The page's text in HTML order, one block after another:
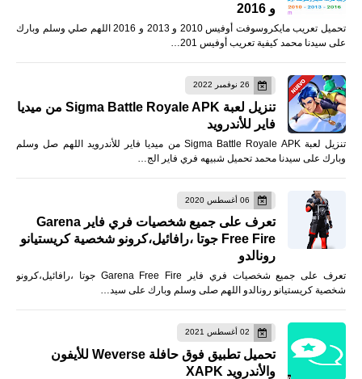
و 2016
تحميل تعريب مايكروسوفت أوفيس 2010 و 2013 و 2016 اللهم صلي وسلم وبارك
على سيدنا محمد كيفية تعريب أوفيس 201…
26 نوفمبر 2022
تنزيل لعبة Sigma Battle Royale APK من ميديا
فاير للأندرويد
تنزيل لعبة Sigma Battle Royale APK من ميديا فاير للأندرويد اللهم صل وسلم
وبارك على سيدنا محمد تحميل شبيهه فري فاير الج…
06 أغسطس 2020
تعرف على جميع شخصيات فري فاير Garena
Free Fire جوتا ،رافائيل،كرونو شخصية كريستيانو
رونالدو
تعرف على جميع شخصيات فري فاير Garena Free Fire جوتا ،رافائيل،كرونو
شخصية كريستيانو رونالدو اللهم صلى وسلم وبارك على سيد…
02 أغسطس 2021
تحميل تطبيق فوق حافلة Weverse للأيفون
والأندرويد XAPK